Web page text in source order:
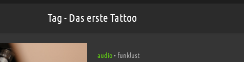
Tag - Das erste Tattoo
audio• funklust